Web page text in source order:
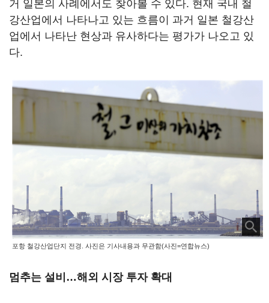
거 일본의 사례에서도 찾아볼 수 있다. 현재 국내 철
강산업에서 나타나고 있는 흐름이 과거 일본 철강산
업에서 나타난 현상과 유사하다는 평가가 나오고 있
다.
포항 철강산업단지 전경. 사진은 기사내용과 무관함(사진=연합뉴스)
멈추는 설비…해외 시장 투자 확대